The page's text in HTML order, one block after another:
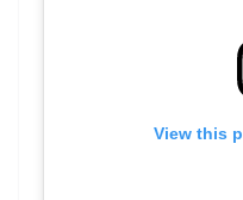
View this